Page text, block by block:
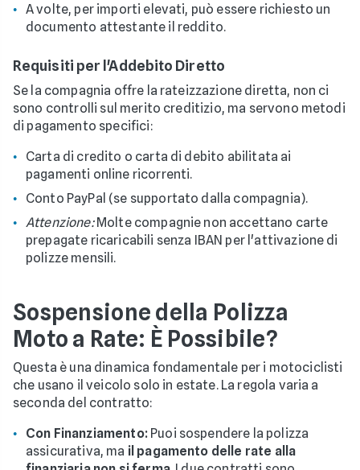
A volte, per importi elevati, può essere richiesto un
documento attestante il reddito.
Requisiti per l'Addebito Diretto
Se la compagnia offre la rateizzazione diretta, non ci
sono controlli sul merito creditizio, ma servono metodi
di pagamento specifici:
Carta di credito o carta di debito abilitata ai
pagamenti online ricorrenti.
Conto PayPal (se supportato dalla compagnia).
Attenzione:Molte compagnie non accettano carte
prepagate ricaricabili senza IBAN per l'attivazione di
polizze mensili.
Sospensione della Polizza
Moto a Rate: È Possibile?
Questa è una dinamica fondamentale per i motociclisti
che usano il veicolo solo in estate. La regola varia a
seconda del contratto:
Con Finanziamento:Puoi sospendere la polizza
assicurativa, ma il pagamento delle rate alla